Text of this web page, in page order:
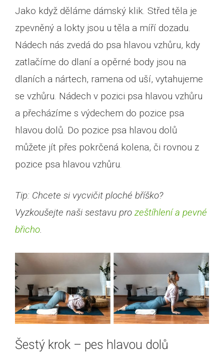
Jako když děláme dámský klik. Střed těla je
zpevněný a lokty jsou u těla a míří dozadu.
Nádech nás zvedá do psa hlavou vzhůru, kdy
zatlačíme do dlaní a opěrné body jsou na
dlaních a nártech, ramena od uší, vytahujeme
se vzhůru. Nádech v pozici psa hlavou vzhůru
a přecházíme s výdechem do pozice psa
hlavou dolů. Do pozice psa hlavou dolů
můžete jít přes pokrčená kolena, či rovnou z
pozice psa hlavou vzhůru.
Tip: Chcete si vycvičit ploché bříško?
Vyzkoušejte naši sestavu pro zeštíhlení a pevné
břicho.
Šestý krok – pes hlavou dolů